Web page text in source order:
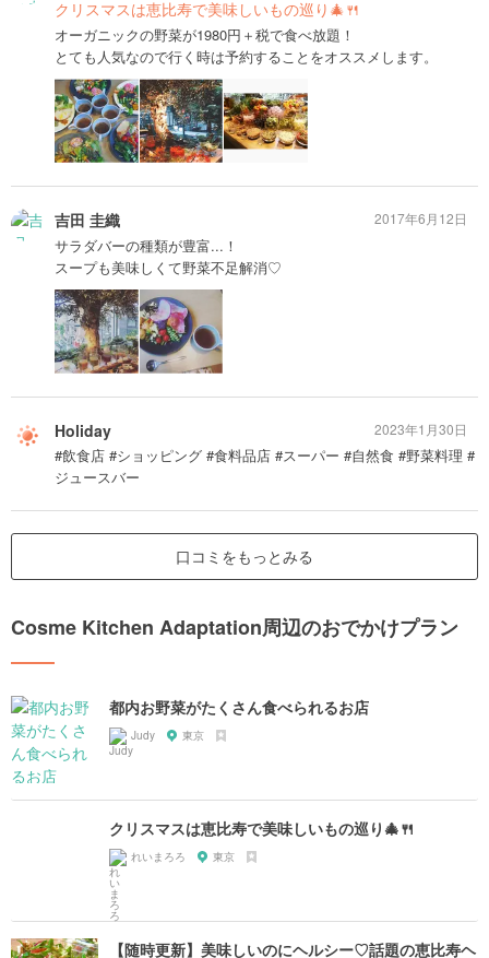
クリスマスは恵比寿で美味しいもの巡り🎄🍴
オーガニックの野菜が1980円＋税で食べ放題！
とても人気なので行く時は予約することをオススメします。
吉田 圭織
サラダバーの種類が豊富...！
スープも美味しくて野菜不足解消♡
2017年6月12日
Holiday
#飲食店 #ショッピング #食料品店 #スーパー #自然食 #野菜料理 #
ジュースバー
2023年1月30日
口コミをもっとみる
Cosme Kitchen Adaptation周辺のおでかけプラン
都内お野菜がたくさん食べられるお店
Judy 東京
クリスマスは恵比寿で美味しいもの巡り🎄🍴
れいまろろ 東京
【随時更新】美味しいのにヘルシー♡話題の恵比寿ヘ